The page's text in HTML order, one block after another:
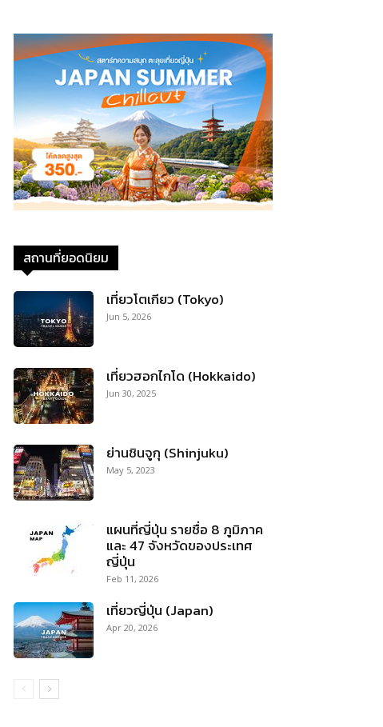
สถานที่ยอดนิยม
เที่ยวโตเกียว (Tokyo)
Jun 5, 2026
เที่ยวฮอกไกโด (Hokkaido)
Jun 30, 2025
ย่านชินจูกุ (Shinjuku)
May 5, 2023
แผนที่ญี่ปุ่น รายชื่อ 8 ภูมิภาค
และ 47 จังหวัดของประเทศ
ญี่ปุ่น
Feb 11, 2026
เที่ยวญี่ปุ่น (Japan)
Apr 20, 2026